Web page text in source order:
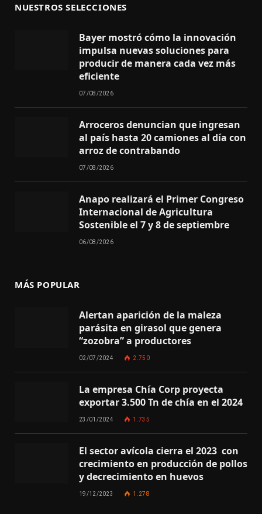
NUESTROS SELECCIONES
Bayer mostró cómo la innovación
impulsa nuevas soluciones para
producir de manera cada vez más
eficiente
07/08/2026
Arroceros denuncian que ingresan
al país hasta 20 camiones al día con
arroz de contrabando
07/08/2026
Anapo realizará el Primer Congreso
Internacional de Agricultura
Sostenible el 7 y 8 de septiembre
06/08/2026
MÁS POPULAR
Alertan aparición de la maleza
parásita en girasol que genera
“zozobra” a productores
02/07/2024 2.750
La empresa Chía Corp proyecta
exportar 3.500 Tn de chía en el 2024
23/01/2024 1.735
El sector avícola cierra el 2023 con
crecimiento en producción de pollos
y decrecimiento en huevos
19/12/2023 1.278